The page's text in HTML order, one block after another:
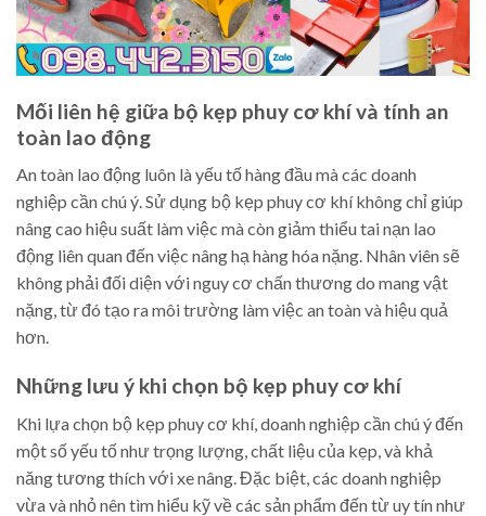
Mối liên hệ giữa bộ kẹp phuy cơ khí và tính an
toàn lao động
An toàn lao động luôn là yếu tố hàng đầu mà các doanh
nghiệp cần chú ý. Sử dụng bộ kẹp phuy cơ khí không chỉ giúp
nâng cao hiệu suất làm việc mà còn giảm thiểu tai nạn lao
động liên quan đến việc nâng hạ hàng hóa nặng. Nhân viên sẽ
không phải đối diện với nguy cơ chấn thương do mang vật
nặng, từ đó tạo ra môi trường làm việc an toàn và hiệu quả
hơn.
Những lưu ý khi chọn bộ kẹp phuy cơ khí
Khi lựa chọn bộ kẹp phuy cơ khí, doanh nghiệp cần chú ý đến
một số yếu tố như trọng lượng, chất liệu của kẹp, và khả
năng tương thích với xe nâng. Đặc biệt, các doanh nghiệp
vừa và nhỏ nên tìm hiểu kỹ về các sản phẩm đến từ uy tín như